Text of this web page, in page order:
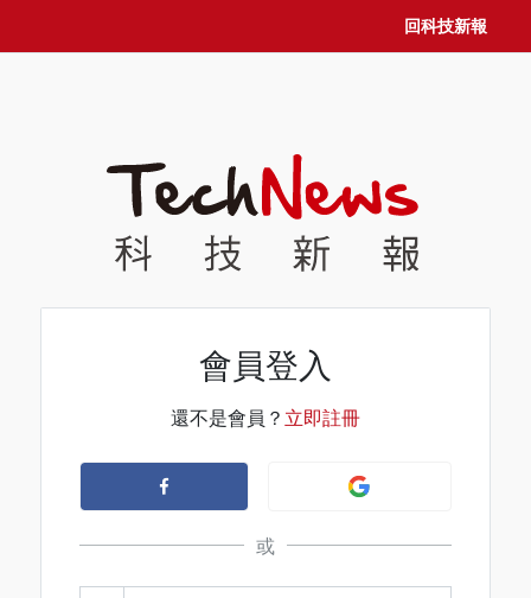
回科技新報
會員登入
還不是會員？ 立即註冊
或